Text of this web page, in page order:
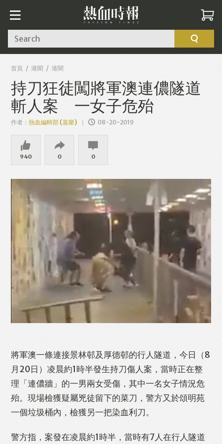
Facebook Twitter Line
Print
Search
首頁 港聞 港聞
持刀狂徒闖將軍澳連儂隧道
斬人案 一女子危殆
作者：熱血編輯部 (嘉樂) 08-20-2019
940 0 0
將軍澳一條連接景林邨及厚德邨的行人隧道，今日（8
月20日）凌晨約1時半發生持刀傷人案，當時正在整
理「連儂牆」的一男兩女受傷，其中一名女子情況危
殆。現場檢獲疑屬兇徒留下的菜刀，警方又於頌明苑
一個垃圾桶內，檢獲另一把染血利刀。
警方指，案發在凌晨約1時半，當時有7人在行人隧道